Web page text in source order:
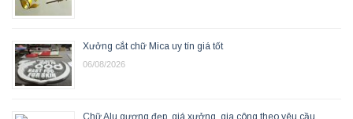
Xưởng cắt chữ Mica uy tín giá tốt
06/08/2026
Chữ Alu gương đẹp, giá xưởng, gia công theo yêu cầu